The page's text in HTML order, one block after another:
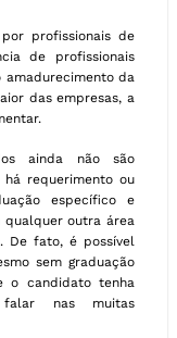
profissionais de
de profissionais
amadurecimento da
das empresas, a
ainda não são
há requerimento ou
específico e
qualquer outra área
De fato, é possível
sem graduação
o candidato tenha
nas muitas